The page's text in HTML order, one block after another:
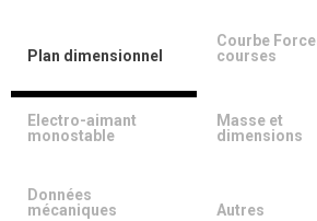
Plan dimensionnel
Courbe
courses
Electro-aimant
monostable
Masse et
dimensions
Données
mécaniques
Autres